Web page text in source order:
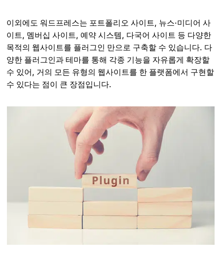
이외에도 워드프레스는 포트폴리오 사이트, 뉴스·미디어 사
이트, 멤버십 사이트, 예약 시스템, 다국어 사이트 등 다양한
목적의 웹사이트를 플러그인 만으로 구축할 수 있습니다. 다
양한 플러그인과 테마를 통해 각종 기능을 자유롭게 확장할
수 있어, 거의 모든 유형의 웹사이트를 한 플랫폼에서 구현할
수 있다는 점이 큰 장점입니다.